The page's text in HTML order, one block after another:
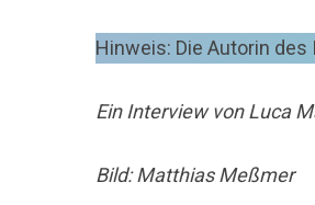
Hinweis: Die Autorin
Ein Interview von Luca
Bild: Matthias Meßmer